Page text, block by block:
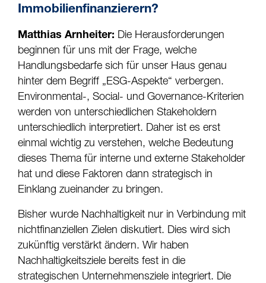
Immobilienfinanzierern?
Matthias Arnheiter: Die Herausforderungen
beginnen für uns mit der Frage, welche
Handlungsbedarfe sich für unser Haus genau
hinter dem Begriff „ESG-Aspekte“ verbergen.
Environmental-, Social- und Governance-Kriterien
werden von unterschiedlichen Stakeholdern
unterschiedlich interpretiert. Daher ist es erst
einmal wichtig zu verstehen, welche Bedeutung
dieses Thema für interne und externe Stakeholder
hat und diese Faktoren dann strategisch in
Einklang zueinander zu bringen.
Bisher wurde Nachhaltigkeit nur in Verbindung mit
nichtfinanziellen Zielen diskutiert. Dies wird sich
zukünftig verstärkt ändern. Wir haben
Nachhaltigkeitsziele bereits fest in die
strategischen Unternehmensziele integriert. Die